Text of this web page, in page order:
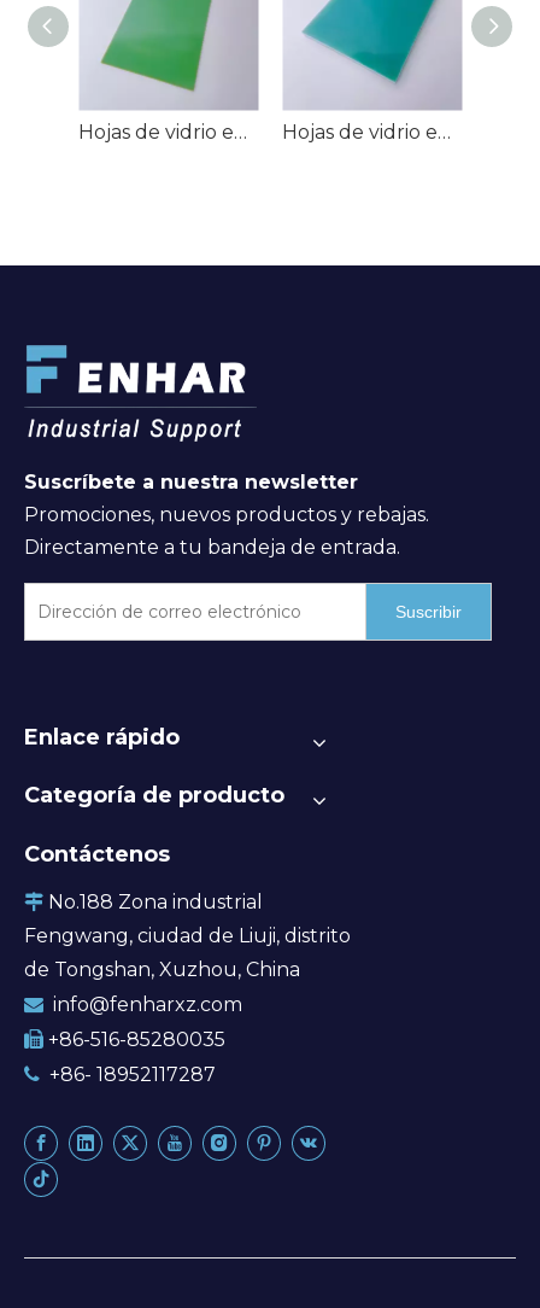
Hojas de vidrio epoxi G-11/EPGC203/HGW2372.4 Hojas de vidrio epoxi G-10/EPGC201/HGW2372
Suscríbete a nuestra newsletter
Promociones, nuevos productos y rebajas.
Directamente a tu bandeja de entrada.
Suscribir
Enlace rápido
Categoría de producto
Contáctenos
 No.188 Zona industrial
Fengwang, ciudad de Liuji, distrito
de Tongshan, Xuzhou, China
 info@fenharxz.com
 +86-516-85280035
 +86- 18952117287